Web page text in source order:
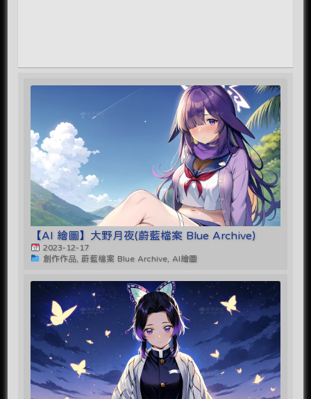
【AI 繪圖】大野月夜(蔚藍檔案 Blue Archive)
2023-12-17
創作作品, 蔚藍檔案 Blue Archive, AI繪圖